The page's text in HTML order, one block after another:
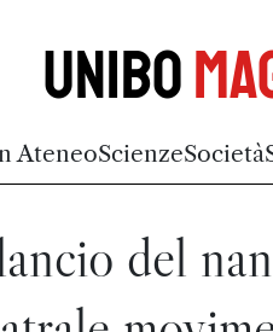
Unibo
AteneoScienzeSocietà
del